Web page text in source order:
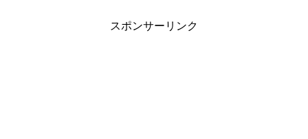
スポンサーリンク